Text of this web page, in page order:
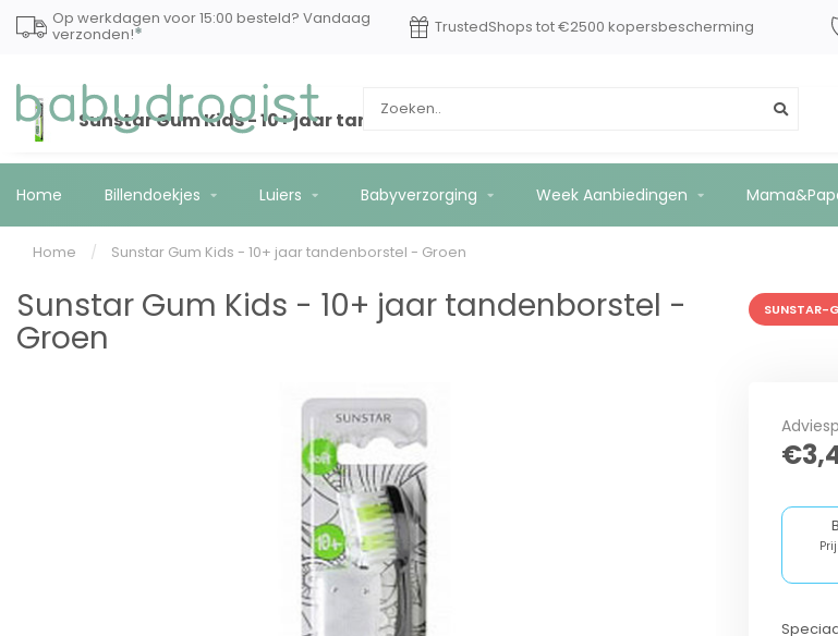
Op werkdagen voor 15:00 besteld? Vandaag
verzonden!* TrustedShops tot €2500 kopersbescherming
Home Billendoekjes Luiers Babyverzorging Week Aanbiedingen
Home / Sunstar Gum Kids - 10+ jaar tandenborstel - Groen
Sunstar Gum Kids - 10+ jaar tandenborstel - Groen
Sunstar Gum Kids - 10+ jaar tandenborstel -
Groen
SUNSTAR-